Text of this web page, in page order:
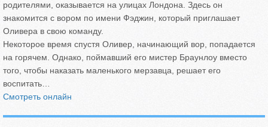
родителями, оказывается на улицах Лондона. Здесь он
знакомится с вором по имени Фэджин, который приглашает
Оливера в свою команду.
Некоторое время спустя Оливер, начинающий вор, попадается
на горячем. Однако, поймавший его мистер Браунлоу вместо
того, чтобы наказать маленького мерзавца, решает его
воспитать…
Смотреть онлайн